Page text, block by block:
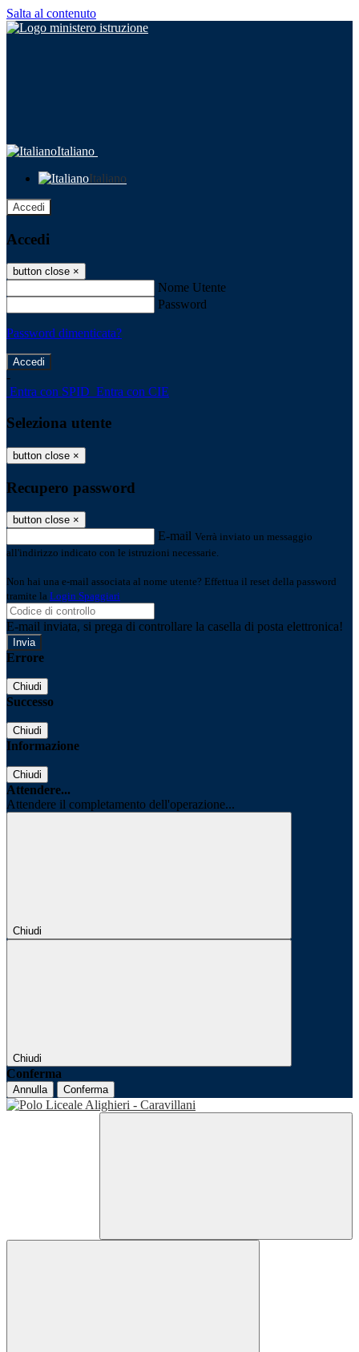
Salta al contenuto
Italiano
Italiano
Accedi
Accedi
button close ×
Nome Utente
Password
Password dimenticata?
-
Entra con SPID Entra con CIE
Seleziona utente
button close ×
Recupero password
button close ×
E-mail Verrà inviato un messaggio
all'indirizzo indicato con le istruzioni necessarie.
Non hai una e-mail associata al nome utente? Effettua il reset della password
tramite la Login Spaggiari
E-mail inviata, si prega di controllare la casella di posta elettronica!
Errore
Chiudi
Successo
Chiudi
Informazione
Chiudi
Attendere...
Attendere il completamento dell'operazione...
Chiudi
Chiudi
Conferma
Annulla Conferma